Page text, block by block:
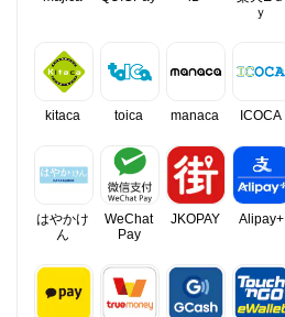
ｙ
kitaca toica manaca ICOCA
はやかけ
ん
WeChat
Pay
JKOPAY Alipay+